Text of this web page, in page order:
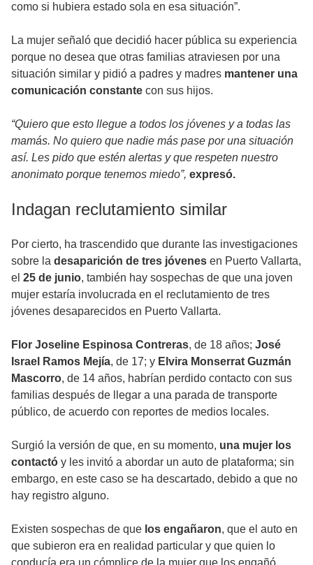
como si hubiera estado sola en esa situación”.
La mujer señaló que decidió hacer pública su experiencia
porque no desea que otras familias atraviesen por una
situación similar y pidió a padres y madres mantener una
comunicación constante con sus hijos.
“Quiero que esto llegue a todos los jóvenes y a todas las
mamás. No quiero que nadie más pase por una situación
así. Les pido que estén alertas y que respeten nuestro
anonimato porque tenemos miedo”, expresó.
Indagan reclutamiento similar
Por cierto, ha trascendido que durante las investigaciones
sobre la desaparición de tres jóvenes en Puerto Vallarta,
el 25 de junio, también hay sospechas de que una joven
mujer estaría involucrada en el reclutamiento de tres
jóvenes desaparecidos en Puerto Vallarta.
Flor Joseline Espinosa Contreras, de 18 años; José
Israel Ramos Mejía, de 17; y Elvira Monserrat Guzmán
Mascorro, de 14 años, habrían perdido contacto con sus
familias después de llegar a una parada de transporte
público, de acuerdo con reportes de medios locales.
Surgió la versión de que, en su momento, una mujer los
contactó y les invitó a abordar un auto de plataforma; sin
embargo, en este caso se ha descartado, debido a que no
hay registro alguno.
Existen sospechas de que los engañaron, que el auto en
que subieron era en realidad particular y que quien lo